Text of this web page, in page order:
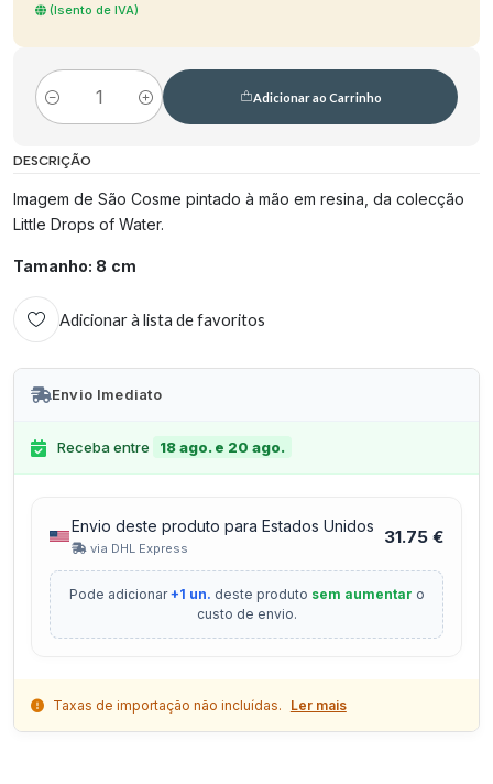
(Isento de IVA)
Quantidade
Adicionar ao Carrinho
DESCRIÇÃO
Imagem de São Cosme pintado à mão em resina, da colecção
Little Drops of Water.
Tamanho: 8 cm
Adicionar à lista de favoritos
Envio Imediato
Receba entre 18 ago. e 20 ago.
Envio deste produto para Estados Unidos
via DHL Express
31.75 €
Pode adicionar+1 un. deste produto sem aumentar o
custo de envio.
Taxas de importação não incluídas. Ler mais